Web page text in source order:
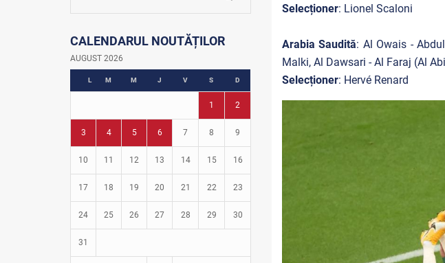
Istoria fotbalului
Turneul Viitorul
Fotbal în grădinițe
CALENDARUL NOUTĂȚILOR
AUGUST 2026
L M M J V S D
1 2
3 4 5 6 7 8 9
10 11 12 13 14 15 16
17 18 19 20 21 22 23
24 25 26 27 28 29 30
31
Selecționer: Lionel Scaloni
Arabia Saudită: Al Owais -
Malki, Al Dawsari - Al Faraj (Al
Selecționer: Hervé Renard